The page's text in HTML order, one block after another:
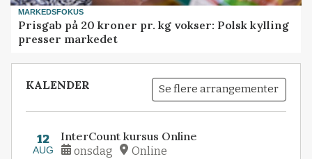
MARKEDSFOKUS
Prisgab på 20 kroner pr. kg vokser: Polsk kylling
presser markedet
KALENDER Se flere arrangementer
12
AUG
InterCount kursus Online
onsdag Online